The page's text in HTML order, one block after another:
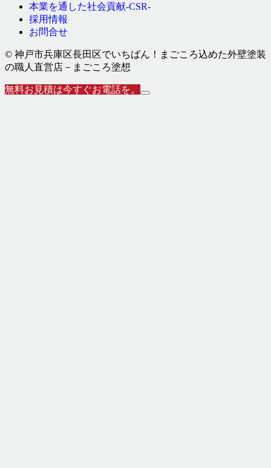
本業を通した社会貢献-CSR-
採用情報
お問合せ
© 神戸市兵庫区長田区でいちばん！まごころ込めた外壁塗装
の職人直営店－まごころ塗想
無料お見積は今すぐお電話を。